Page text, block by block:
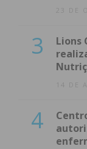
23 DE
3
Lions
14 DE
4